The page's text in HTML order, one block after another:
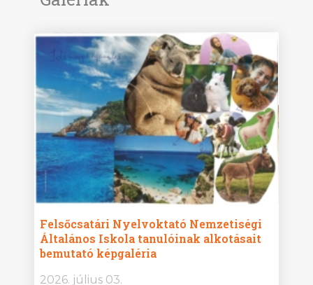
Felsőcsatári Nyelvoktató Nemzetiségi
Általános Iskola tanulóinak alkotásait
bemutató képgaléria
2026. július 03.